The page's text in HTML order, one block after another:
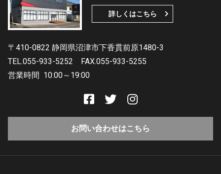
詳しくはこちら
〒410-0822 静岡県沼津市下香貫前原1480-3
TEL.055-933-5252
FAX.055-933-5255
営業時間 10:00～19:00
お問い合わせはこちら